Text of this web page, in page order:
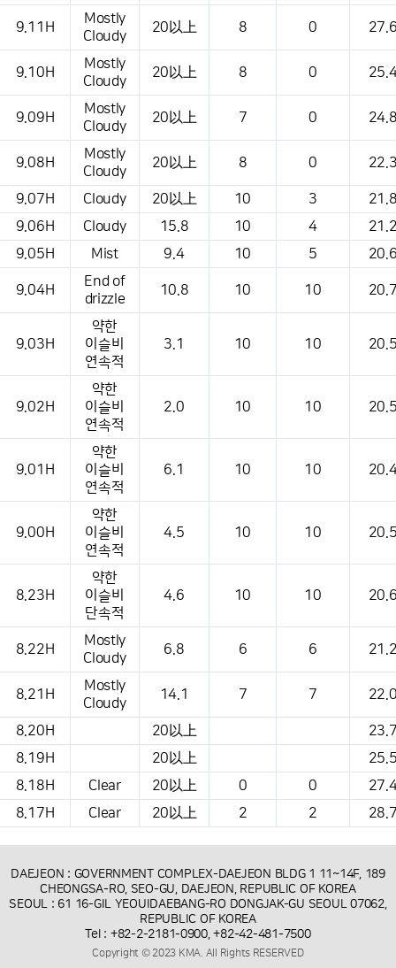
9.11H
Mostly
Cloudy
20以上 8 0
9.10H
Mostly
Cloudy
20以上 8 0
9.09H
Mostly
Cloudy
20以上 7 0
9.08H
Mostly
Cloudy
20以上 8 0
9.07H Cloudy 20以上 10 3
9.06H
Cloudy 15.8 10 4
9.05H
Mist 9.4 10 5
9.04H
End of
drizzle
10.8 10 10
9.03H
약한
이슬비
연속적
3.1 10 10
9.02H
약한
이슬비
연속적
2.0 10 10
9.01H
약한
이슬비
연속적
6.1 10 10
9.00H
약한
이슬비
연속적
4.5 10 10
8.23H
약한
이슬비
단속적
4.6 10 10
8.22H
Mostly
Cloudy
6.8 6 6
8.21H
Mostly
Cloudy
14.1 7 7
8.20H 20以上
8.19H
20以上
8.18H
Clear 20以上 0 0
8.17H
Clear 20以上 2 2
DAEJEON : GOVERNMENT COMPLEX-DAEJEON BLDG 1 11~14F, 189
CHEONGSA-RO, SEO-GU, DAEJEON, REPUBLIC OF KOREA
SEOUL : 61 16-GIL YEOUIDAEBANG-RO DONGJAK-GU SEOUL 07062,
REPUBLIC OF KOREA
Tel : +82-2-2181-0900, +82-42-481-7500
Copyright © 2023 KMA. All Rights RESERVED